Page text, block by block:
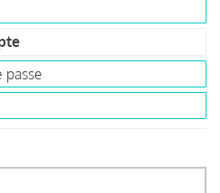
actif)
passe